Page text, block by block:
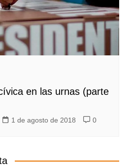
en las urnas (parte
1 de agosto de 2018 0